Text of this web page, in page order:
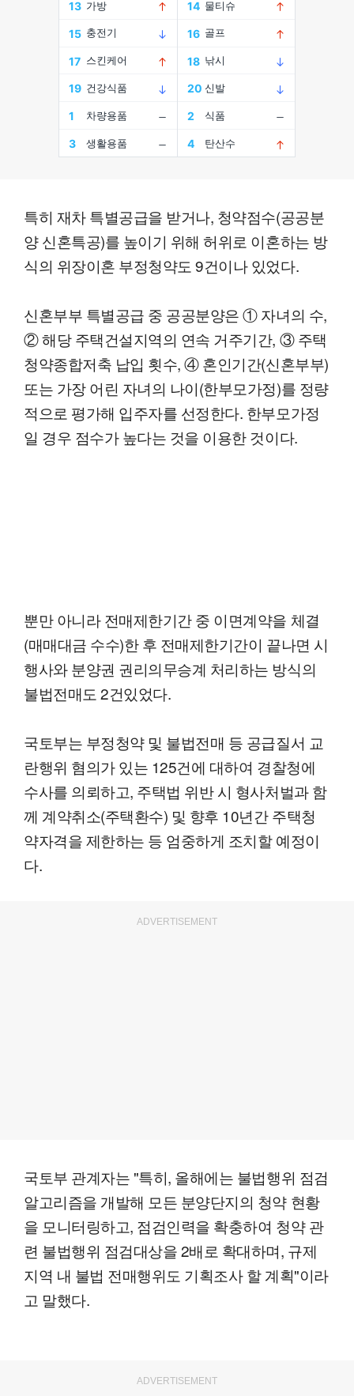
특히 재차 특별공급을 받거나, 청약점수(공공분
양 신혼특공)를 높이기 위해 허위로 이혼하는 방
식의 위장이혼 부정청약도 9건이나 있었다.
신혼부부 특별공급 중 공공분양은 ① 자녀의 수,
② 해당 주택건설지역의 연속 거주기간, ③ 주택
청약종합저축 납입 횟수, ④ 혼인기간(신혼부부)
또는 가장 어린 자녀의 나이(한부모가정)를 정량
적으로 평가해 입주자를 선정한다. 한부모가정
일 경우 점수가 높다는 것을 이용한 것이다.
뿐만 아니라 전매제한기간 중 이면계약을 체결
(매매대금 수수)한 후 전매제한기간이 끝나면 시
행사와 분양권 권리의무승계 처리하는 방식의
불법전매도 2건있었다.
국토부는 부정청약 및 불법전매 등 공급질서 교
란행위 혐의가 있는 125건에 대하여 경찰청에
수사를 의뢰하고, 주택법 위반 시 형사처벌과 함
께 계약취소(주택환수) 및 향후 10년간 주택청
약자격을 제한하는 등 엄중하게 조치할 예정이
다.
ADVERTISEMENT
국토부 관계자는 "특히, 올해에는 불법행위 점검
알고리즘을 개발해 모든 분양단지의 청약 현황
을 모니터링하고, 점검인력을 확충하여 청약 관
련 불법행위 점검대상을 2배로 확대하며, 규제
지역 내 불법 전매행위도 기획조사 할 계획"이라
고 말했다.
ADVERTISEMENT